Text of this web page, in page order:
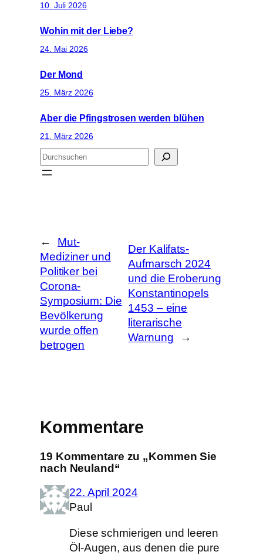
10. Juli 2026
Wohin mit der Liebe?
24. Mai 2026
Der Mond
25. März 2026
Aber die Pfingstrosen werden blühen
21. März 2026
S
u
←
Mut-
Mediziner und
Politiker bei
Corona-
Symposium: Die
Bevölkerung
wurde offen
betrogen
Der Kalifats-
Aufmarsch 2024
und die Eroberung
Konstantinopels
1453 – eine
literarische
Warnung
→
Kommentare
19 Kommentare zu „Kommen Sie
nach Neuland“
22. April 2024
Paul
Diese schmierigen und leeren
Öl-Augen, aus denen die pure